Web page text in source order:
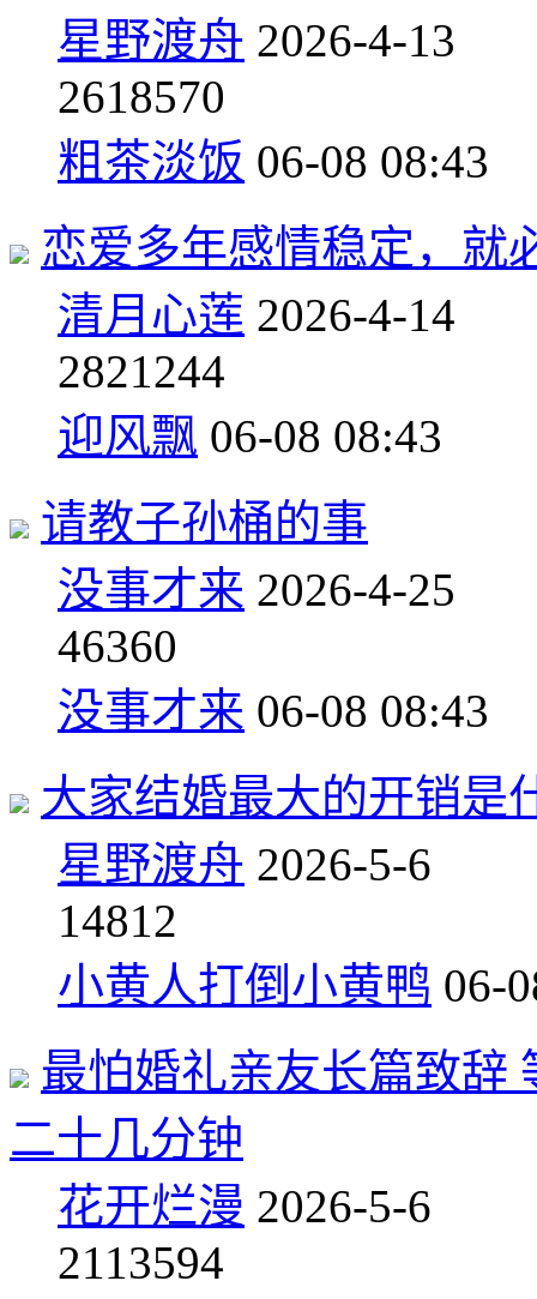
星野渡舟 2026-4-13
2618570
粗茶淡饭 06-08 08:43
恋爱多年感情稳定，就
清月心莲 2026-4-14
2821244
迎风飘 06-08 08:43
请教子孙桶的事
没事才来 2026-4-25
46360
没事才来 06-08 08:43
大家结婚最大的开销是
星野渡舟 2026-5-6
14812
小黄人打倒小黄鸭 06-
最怕婚礼亲友长篇致辞
二十几分钟
花开烂漫 2026-5-6
2113594